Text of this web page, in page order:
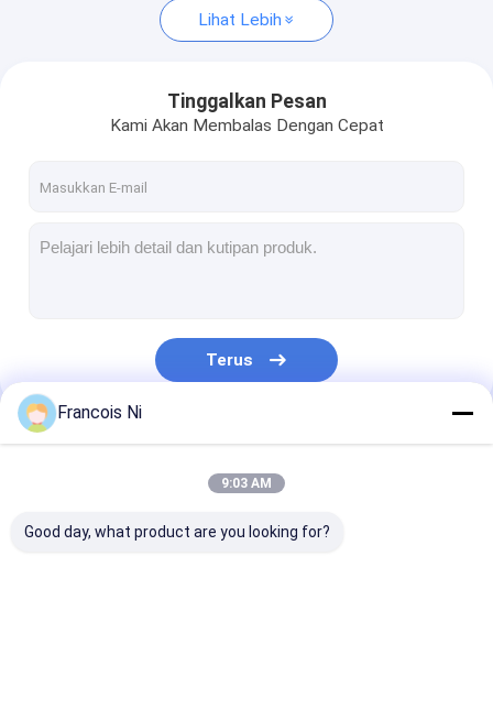
Memotong baja aturan
Die Cutting Consumables
Buku membuat mesin
Mesin Kemasan otomatis
Otomatis Mesin Percetakan
Lihat Lebih
Tinggalkan Pesan
Kami Akan Membalas Dengan Cepat
Terus
Kategori Kami
Francois Ni
9:03 AM
Good day, what product are you looking for?